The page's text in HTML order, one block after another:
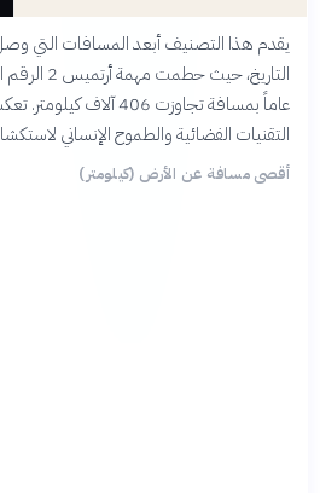
يقدم هذا التصنيف أبعد المسافات التي وصل
عاماً بمسافة تجاوزت 406
التقنيات الفضائية والطموح الإنساني
أقصى مسافة عن الأرض (كيلومتر)